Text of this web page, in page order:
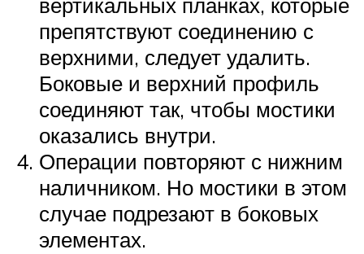
препятствуют соединению с
верхними, следует удалить.
Боковые и верхний профиль
соединяют так, чтобы мостики
оказались внутри.
Операции повторяют с нижним
наличником. Но мостики в этом
случае подрезают в боковых
элементах.